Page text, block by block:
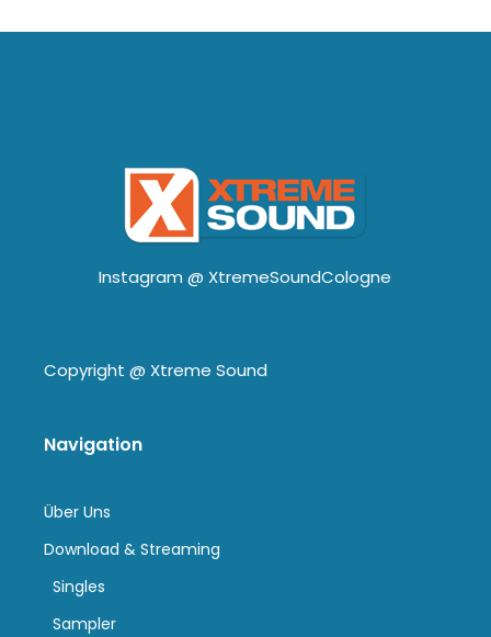
Instagram @ XtremeSoundCologne
Copyright @ Xtreme Sound
Navigation
Über Uns
Download & Streaming
Singles
Sampler